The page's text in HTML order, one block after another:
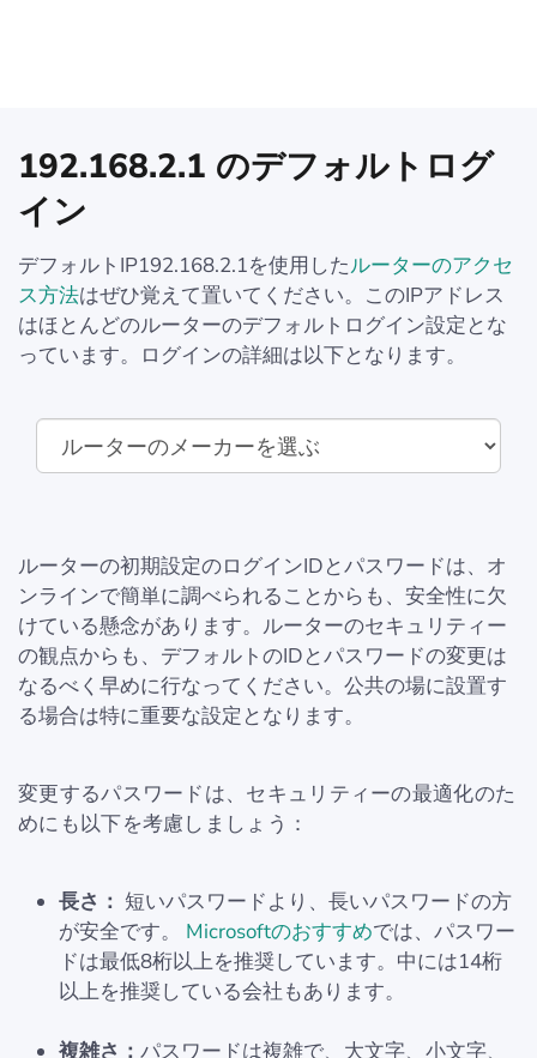
192.168.2.1 のデフォルトログ
イン
デフォルトIP192.168.2.1を使用したルーターのアクセ
ス方法はぜひ覚えて置いてください。このIPアドレス
はほとんどのルーターのデフォルトログイン設定とな
っています。ログインの詳細は以下となります。
ルーターの初期設定のログインIDとパスワードは、オ
ンラインで簡単に調べられることからも、安全性に欠
けている懸念があります。ルーターのセキュリティー
の観点からも、デフォルトのIDとパスワードの変更は
なるべく早めに行なってください。公共の場に設置す
る場合は特に重要な設定となります。
変更するパスワードは、セキュリティーの最適化のた
めにも以下を考慮しましょう：
長さ： 短いパスワードより、長いパスワードの方
が安全です。
Microsoftのおすすめでは、パスワー
ドは最低8桁以上を推奨しています。中には14桁
以上を推奨している会社もあります。
複雑さ： パスワードは複雑で、大文字、小文字、